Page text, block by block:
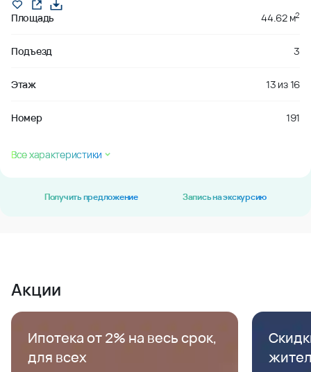
Площадь 44.62 м2
Подъезд 3
Этаж 13 из16
Номер 191
Все характеристики
Получить предложение Запись на экскурсию
Акции
Ипотека от 2% на весь срок,
для всех